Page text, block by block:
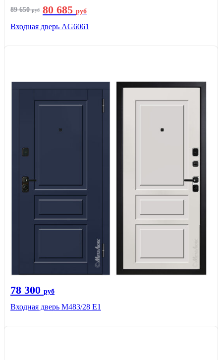
89 650руб 80 685 руб
Входная дверь AG6061
78 300 руб
Входная дверь М483/28 Е1